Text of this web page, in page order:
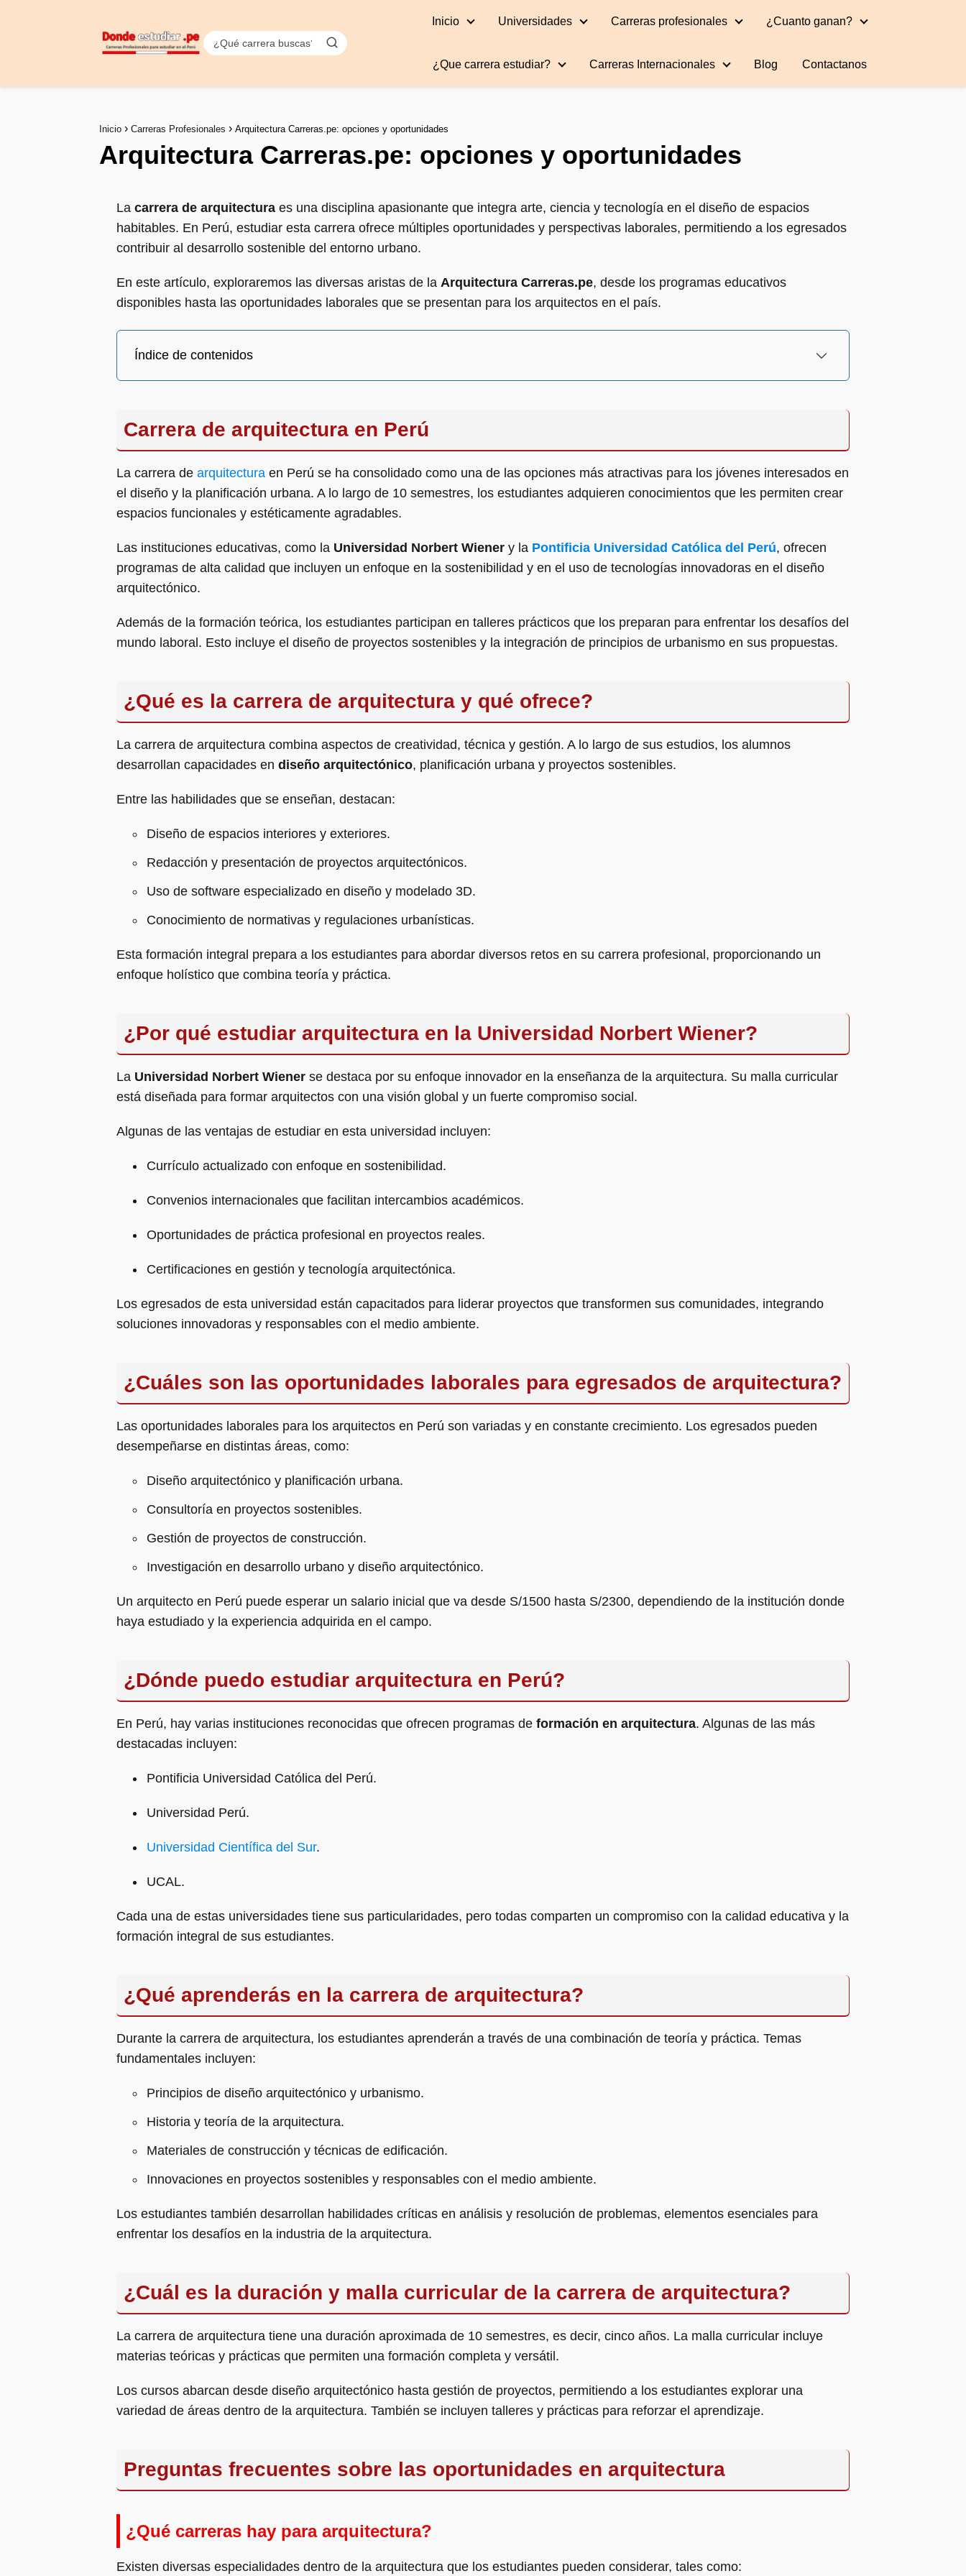
Inicio Universidades Carreras profesionales ¿Cuanto ganan?
¿Que carrera estudiar? Carreras Internacionales Blog Contactanos
Inicio Carreras Profesionales Arquitectura Carreras.pe: opciones y oportunidades
Arquitectura Carreras.pe: opciones y oportunidades
La carrera de arquitectura es una disciplina apasionante que integra arte, ciencia y tecnología en el diseño de espacios
habitables. En Perú, estudiar esta carrera ofrece múltiples oportunidades y perspectivas laborales, permitiendo a los egresados
contribuir al desarrollo sostenible del entorno urbano.
En este artículo, exploraremos las diversas aristas de la Arquitectura Carreras.pe, desde los programas educativos
disponibles hasta las oportunidades laborales que se presentan para los arquitectos en el país.
Índice de contenidos
Carrera de arquitectura en Perú
La carrera de arquitectura en Perú se ha consolidado como una de las opciones más atractivas para los jóvenes interesados en
el diseño y la planificación urbana. A lo largo de 10 semestres, los estudiantes adquieren conocimientos que les permiten crear
espacios funcionales y estéticamente agradables.
Las instituciones educativas, como la Universidad Norbert Wiener y la Pontificia Universidad Católica del Perú, ofrecen
programas de alta calidad que incluyen un enfoque en la sostenibilidad y en el uso de tecnologías innovadoras en el diseño
arquitectónico.
Además de la formación teórica, los estudiantes participan en talleres prácticos que los preparan para enfrentar los desafíos del
mundo laboral. Esto incluye el diseño de proyectos sostenibles y la integración de principios de urbanismo en sus propuestas.
¿Qué es la carrera de arquitectura y qué ofrece?
La carrera de arquitectura combina aspectos de creatividad, técnica y gestión. A lo largo de sus estudios, los alumnos
desarrollan capacidades en diseño arquitectónico, planificación urbana y proyectos sostenibles.
Entre las habilidades que se enseñan, destacan:
Diseño de espacios interiores y exteriores.
Redacción y presentación de proyectos arquitectónicos.
Uso de software especializado en diseño y modelado 3D.
Conocimiento de normativas y regulaciones urbanísticas.
Esta formación integral prepara a los estudiantes para abordar diversos retos en su carrera profesional, proporcionando un
enfoque holístico que combina teoría y práctica.
¿Por qué estudiar arquitectura en la Universidad Norbert Wiener?
La Universidad Norbert Wiener se destaca por su enfoque innovador en la enseñanza de la arquitectura. Su malla curricular
está diseñada para formar arquitectos con una visión global y un fuerte compromiso social.
Algunas de las ventajas de estudiar en esta universidad incluyen:
Currículo actualizado con enfoque en sostenibilidad.
Convenios internacionales que facilitan intercambios académicos.
Oportunidades de práctica profesional en proyectos reales.
Certificaciones en gestión y tecnología arquitectónica.
Los egresados de esta universidad están capacitados para liderar proyectos que transformen sus comunidades, integrando
soluciones innovadoras y responsables con el medio ambiente.
¿Cuáles son las oportunidades laborales para egresados de arquitectura?
Las oportunidades laborales para los arquitectos en Perú son variadas y en constante crecimiento. Los egresados pueden
desempeñarse en distintas áreas, como:
Diseño arquitectónico y planificación urbana.
Consultoría en proyectos sostenibles.
Gestión de proyectos de construcción.
Investigación en desarrollo urbano y diseño arquitectónico.
Un arquitecto en Perú puede esperar un salario inicial que va desde S/1500 hasta S/2300, dependiendo de la institución donde
haya estudiado y la experiencia adquirida en el campo.
¿Dónde puedo estudiar arquitectura en Perú?
En Perú, hay varias instituciones reconocidas que ofrecen programas de formación en arquitectura. Algunas de las más
destacadas incluyen:
Pontificia Universidad Católica del Perú.
Universidad Perú.
Universidad Científica del Sur.
UCAL.
Cada una de estas universidades tiene sus particularidades, pero todas comparten un compromiso con la calidad educativa y la
formación integral de sus estudiantes.
¿Qué aprenderás en la carrera de arquitectura?
Durante la carrera de arquitectura, los estudiantes aprenderán a través de una combinación de teoría y práctica. Temas
fundamentales incluyen:
Principios de diseño arquitectónico y urbanismo.
Historia y teoría de la arquitectura.
Materiales de construcción y técnicas de edificación.
Innovaciones en proyectos sostenibles y responsables con el medio ambiente.
Los estudiantes también desarrollan habilidades críticas en análisis y resolución de problemas, elementos esenciales para
enfrentar los desafíos en la industria de la arquitectura.
¿Cuál es la duración y malla curricular de la carrera de arquitectura?
La carrera de arquitectura tiene una duración aproximada de 10 semestres, es decir, cinco años. La malla curricular incluye
materias teóricas y prácticas que permiten una formación completa y versátil.
Los cursos abarcan desde diseño arquitectónico hasta gestión de proyectos, permitiendo a los estudiantes explorar una
variedad de áreas dentro de la arquitectura. También se incluyen talleres y prácticas para reforzar el aprendizaje.
Preguntas frecuentes sobre las oportunidades en arquitectura
¿Qué carreras hay para arquitectura?
Existen diversas especialidades dentro de la arquitectura que los estudiantes pueden considerar, tales como: